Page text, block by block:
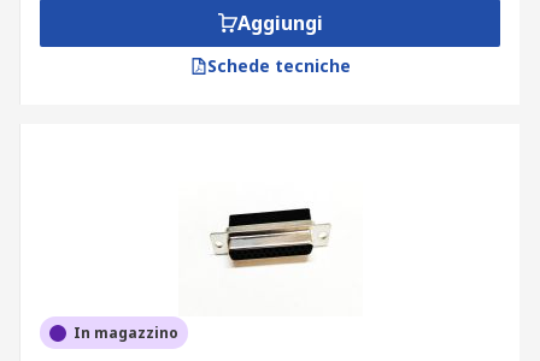
Aggiungi
Schede tecniche
In magazzino